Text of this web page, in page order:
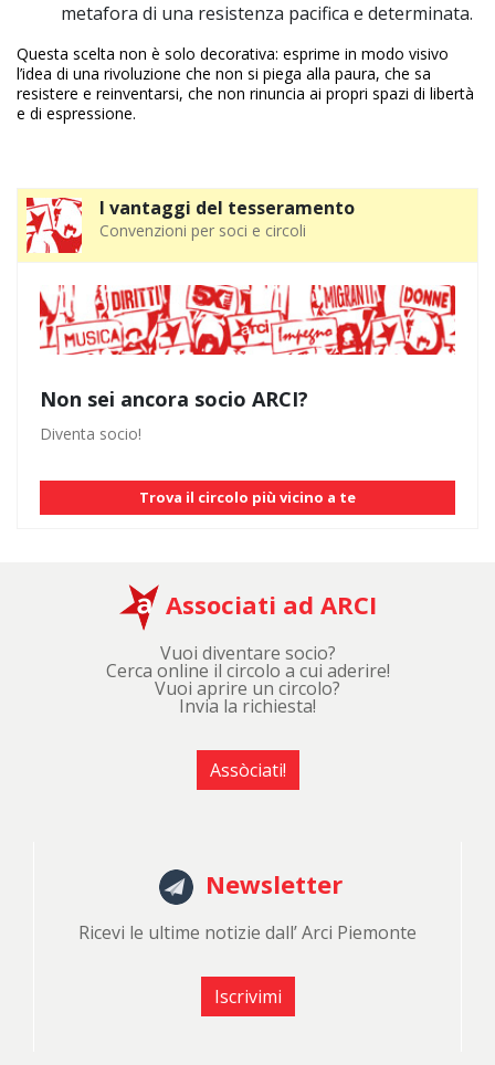
metafora di una resistenza pacifica e determinata.
Questa scelta non è solo decorativa: esprime in modo visivo
l’idea di una rivoluzione che non si piega alla paura, che sa
resistere e reinventarsi, che non rinuncia ai propri spazi di libertà
e di espressione.
I vantaggi del tesseramento
Convenzioni per soci e circoli
Non sei ancora socio ARCI?
Diventa socio!
Trova il circolo più vicino a te
Associati ad ARCI
Vuoi diventare socio?
Cerca online il circolo a cui aderire!
Vuoi aprire un circolo?
Invia la richiesta!
Assòciati!
Newsletter
Ricevi le ultime notizie dall’ Arci Piemonte
Iscrivimi